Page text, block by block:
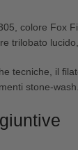
colore Fox
trilobato
tecniche, il
stone-wash.